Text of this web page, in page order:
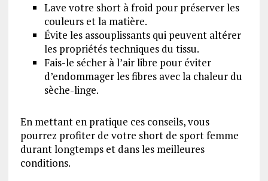
Lave votre short à froid pour préserver les
couleurs et la matière.
Évite les assouplissants qui peuvent altérer
les propriétés techniques du tissu.
Fais-le sécher à l’air libre pour éviter
d’endommager les fibres avec la chaleur du
sèche-linge.
En mettant en pratique ces conseils, vous
pourrez profiter de votre short de sport femme
durant longtemps et dans les meilleures
conditions.